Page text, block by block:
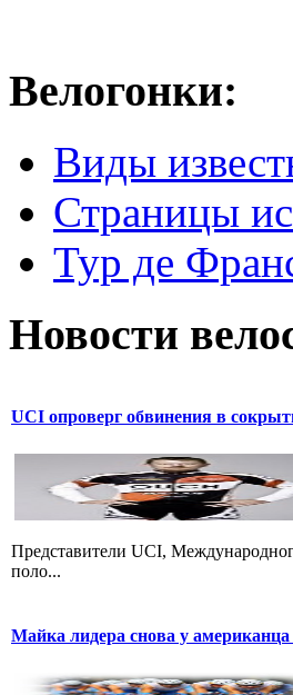
Велогонки:
Виды
Страницы
Тур де
Новости
UCI опроверг обвинения в
Представители UCI,
поло...
Майка лидера снова у